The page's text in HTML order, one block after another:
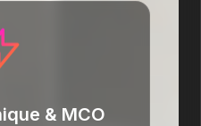
& MCO